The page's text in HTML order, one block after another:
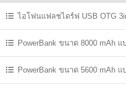
ไอโฟนแฟลชไดร์ฟ USB OTG
PowerBank ขนาด 8000 mAh
PowerBank ขนาด 5600 mAh